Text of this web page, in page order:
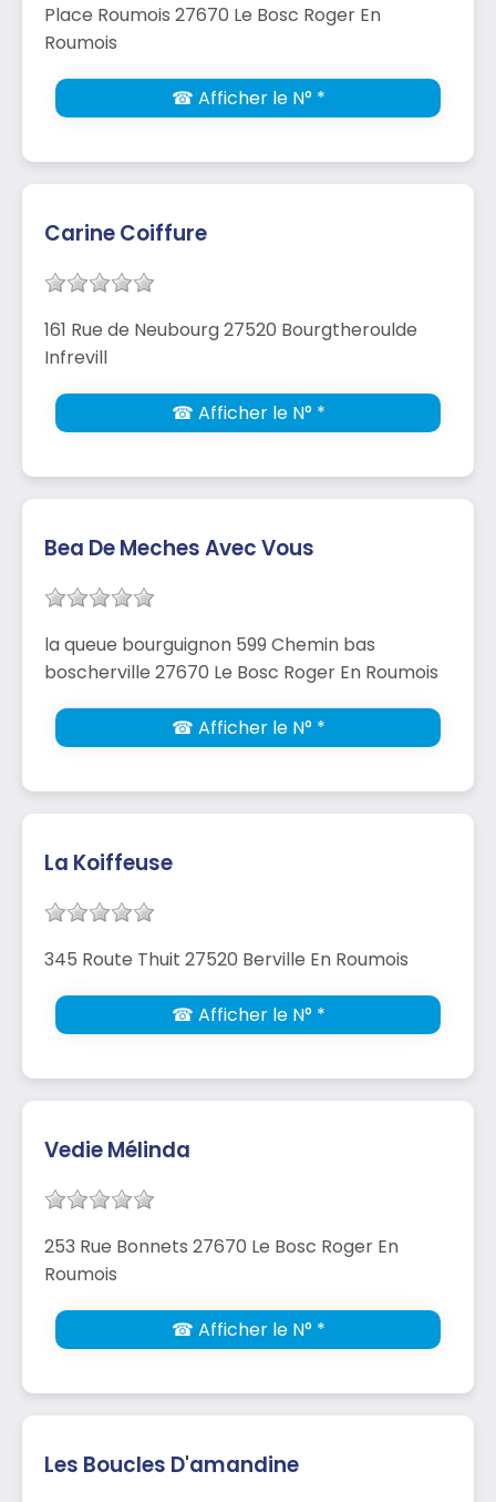
Place Roumois 27670 Le Bosc Roger En
Roumois
☎ Afficher le N° *
Carine Coiffure
161 Rue de Neubourg 27520 Bourgtheroulde
Infrevill
☎ Afficher le N° *
Bea De Meches Avec Vous
la queue bourguignon 599 Chemin bas
boscherville 27670 Le Bosc Roger En Roumois
☎ Afficher le N° *
La Koiffeuse
345 Route Thuit 27520 Berville En Roumois
☎ Afficher le N° *
Vedie Mélinda
253 Rue Bonnets 27670 Le Bosc Roger En
Roumois
☎ Afficher le N° *
Les Boucles D'amandine